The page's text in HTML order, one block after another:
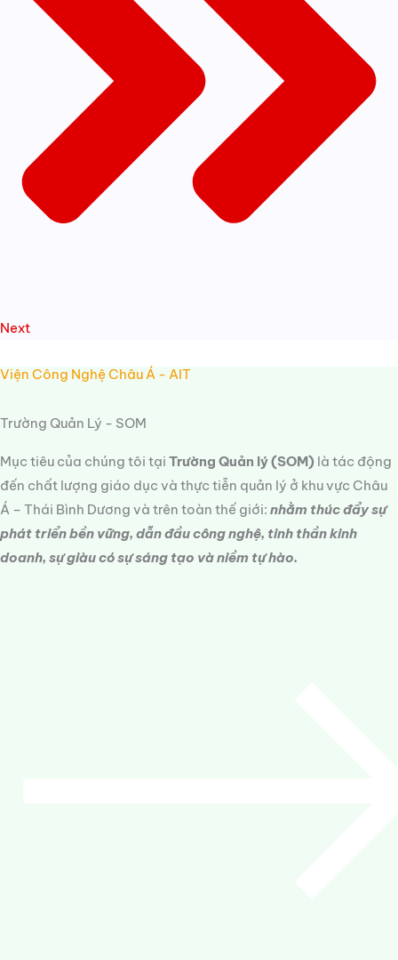
Next
Viện Công Nghệ Châu Á - AIT
Trường Quản Lý - SOM
Mục tiêu của chúng tôi tại Trường Quản lý (SOM) là tác động
đến chất lượng giáo dục và thực tiễn quản lý ở khu vực Châu
Á – Thái Bình Dương và trên toàn thế giới: nhằm thúc đẩy sự
phát triển bền vững, dẫn đầu công nghệ, tinh thần kinh
doanh, sự giàu có sự sáng tạo và niềm tự hào.